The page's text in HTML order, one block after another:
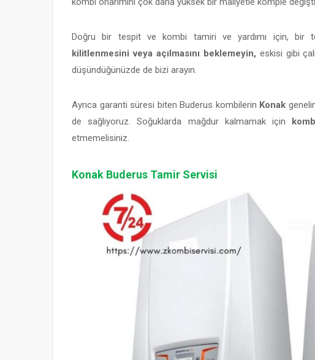
Doğru bir tespit ve kombi tamiri ve yardımı için, bir
kilitlenmesini veya açılmasını beklemeyin, eskisi gibi
düşündüğünüzde de bizi arayın.
Ayrıca garanti süresi biten Buderus kombilerin Konak
de sağlıyoruz. Soğuklarda mağdur kalmamak için
etmemelisiniz.
Konak Buderus Tamir Servisi